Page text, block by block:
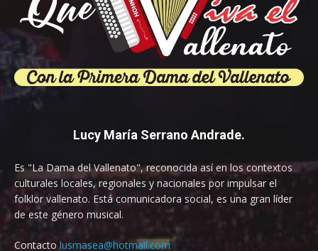
Lucy María Serrano Andrade.
Es "La Dama del Vallenato", reconocida así en los contextos
culturales locales, regionales y nacionales por impulsar el
folklor vallenato. Está comunicadora social, es una gran líder
de este género musical.
Contacto lusmasea@hotmail.com